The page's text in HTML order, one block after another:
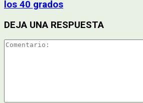
los 40 grados
DEJA UNA RESPUESTA